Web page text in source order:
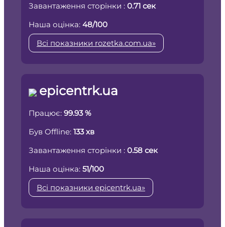
Завантаження сторінки : 0.71 сек
Наша оцінка: 48/100
Всі показники rozetka.com.ua»
epicentrk.ua
Працює: 99.93 %
Був Offline: 133 хв
Завантаження сторінки : 0.58 сек
Наша оцінка: 51/100
Всі показники epicentrk.ua»